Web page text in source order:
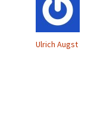
Ulrich Augst